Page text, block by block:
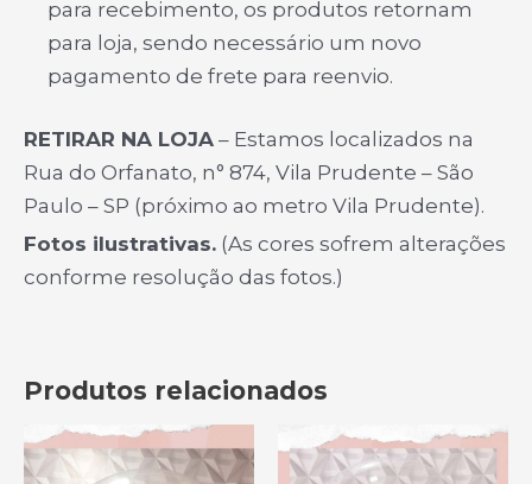
para recebimento, os produtos retornam
para loja, sendo necessário um novo
pagamento de frete para reenvio.
RETIRAR NA LOJA – Estamos localizados na
Rua do Orfanato, n° 874, Vila Prudente – São
Paulo – SP (próximo ao metro Vila Prudente).
Fotos ilustrativas. (As cores sofrem alterações
conforme resolução das fotos.)
Produtos relacionados